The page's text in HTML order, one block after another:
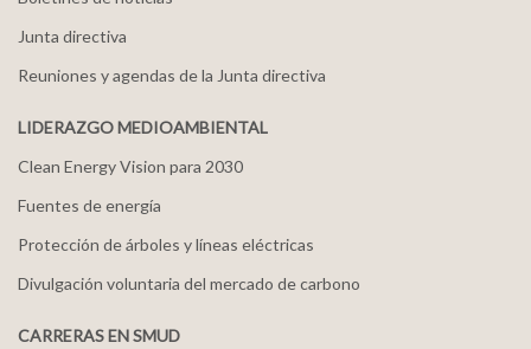
Junta directiva
Reuniones y agendas de la Junta directiva
LIDERAZGO MEDIOAMBIENTAL
Clean Energy Vision para 2030
Fuentes de energía
Protección de árboles y líneas eléctricas
Divulgación voluntaria del mercado de carbono
CARRERAS EN SMUD